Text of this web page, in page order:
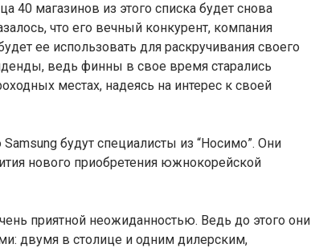
40 магазинов из этого списка будет снова
что его вечный конкурент, компания
ее использовать для раскручивания своего
ведь финны в свое время старались
местах, надеясь на интерес к своей
будут специалисты из “Носимо”. Они
нового приобретения южнокорейской
приятной неожиданностью. Ведь до этого они
двумя в столице и одним дилерским,